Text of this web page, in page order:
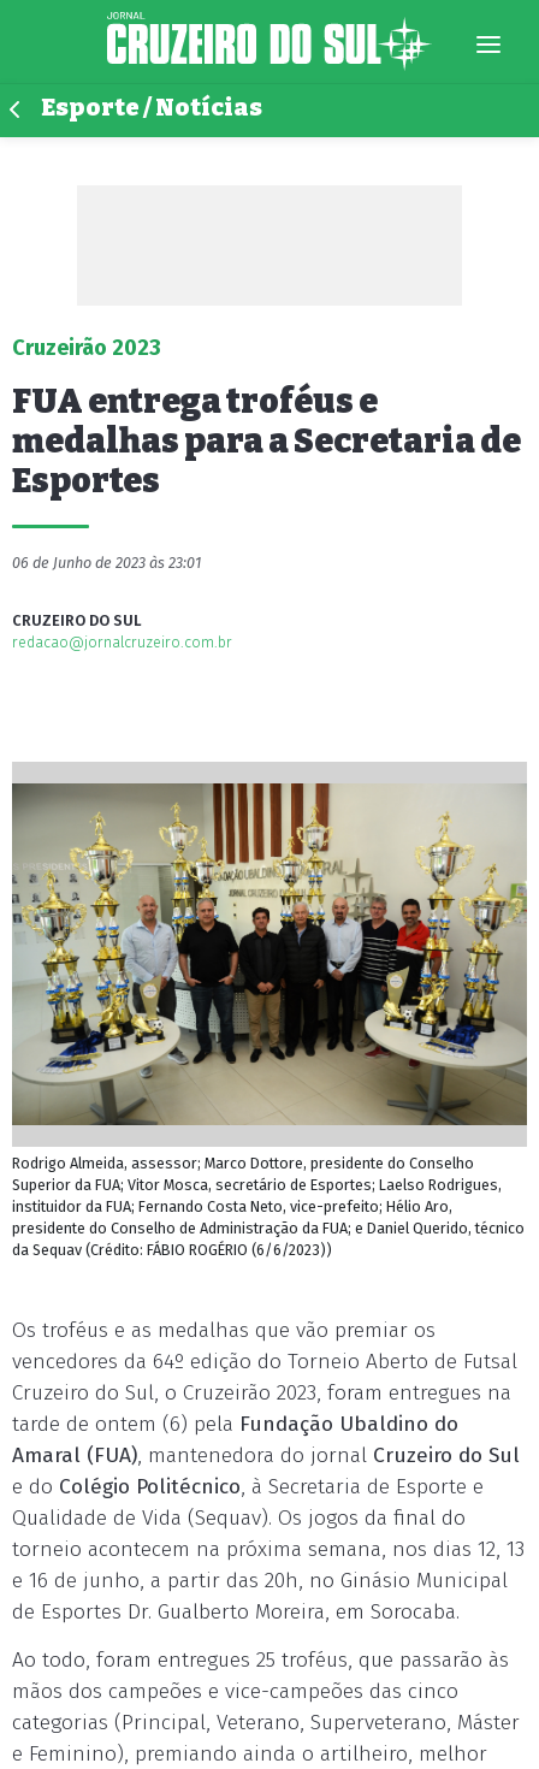
Esporte / Notícias
Cruzeirão 2023
FUA entrega troféus e
medalhas para a Secretaria de
Esportes
06 de Junho de 2023 às 23:01
CRUZEIRO DO SUL
redacao@jornalcruzeiro.com.br
Rodrigo Almeida, assessor; Marco Dottore, presidente do Conselho
Superior da FUA; Vitor Mosca, secretário de Esportes; Laelso Rodrigues,
instituidor da FUA; Fernando Costa Neto, vice-prefeito; Hélio Aro,
presidente do Conselho de Administração da FUA; e Daniel Querido, técnico
da Sequav (Crédito: FÁBIO ROGÉRIO (6/6/2023))
Os troféus e as medalhas que vão premiar os
vencedores da 64º edição do Torneio Aberto de Futsal
Cruzeiro do Sul, o Cruzeirão 2023, foram entregues na
tarde de ontem (6) pela Fundação Ubaldino do
Amaral (FUA), mantenedora do jornal Cruzeiro do Sul
e do Colégio Politécnico, à Secretaria de Esporte e
Qualidade de Vida (Sequav). Os jogos da final do
torneio acontecem na próxima semana, nos dias 12, 13
e 16 de junho, a partir das 20h, no Ginásio Municipal
de Esportes Dr. Gualberto Moreira, em Sorocaba.
Ao todo, foram entregues 25 troféus, que passarão às
mãos dos campeões e vice-campeões das cinco
categorias (Principal, Veterano, Superveterano, Máster
e Feminino), premiando ainda o artilheiro, melhor